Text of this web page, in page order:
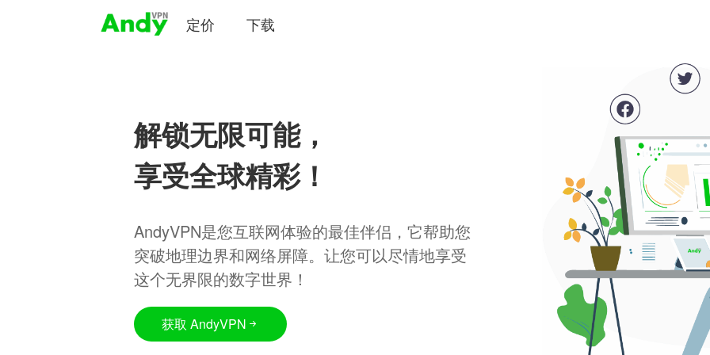
定价 下载
解锁无限可能，
享受全球精彩！
AndyVPN是您互联网体验的最佳伴侣，它帮助您
突破地理边界和网络屏障。让您可以尽情地享受
这个无界限的数字世界！
获取 AndyVPN